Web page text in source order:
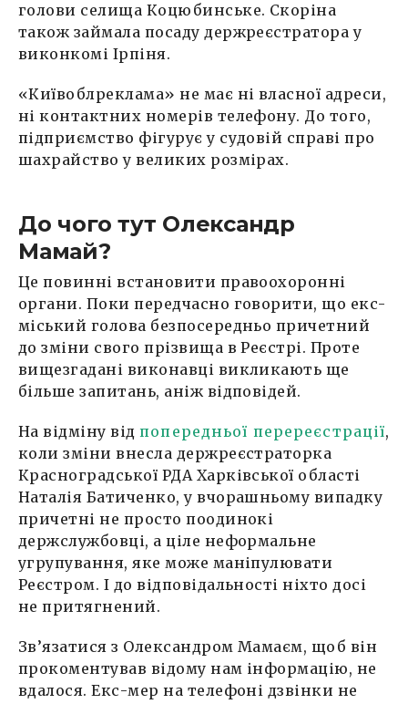
голови селища Коцюбинське. Скоріна
також займала посаду держреєстратора у
виконкомі Ірпіня.
«Київоблреклама» не має ні власної адреси,
ні контактних номерів телефону. До того,
підприємство фігурує у судовій справі про
шахрайство у великих розмірах.
До чого тут Олександр
Мамай?
Це повинні встановити правоохоронні
органи. Поки передчасно говорити, що екс-
міський голова безпосередньо причетний
до зміни свого прізвища в Реєстрі. Проте
вищезгадані виконавці викликають ще
більше запитань, аніж відповідей.
На відміну відпопередньої перереєстрації,
коли зміни внесла держреєстраторка
Красноградської РДА Харківської області
Наталія Батиченко, у вчорашньому випадку
причетні не просто поодинокі
держслужбовці, а ціле неформальне
угрупування, яке може маніпулювати
Реєстром. І до відповідальності ніхто досі
не притягнений.
Зв’язатися з Олександром Мамаєм, щоб він
прокоментував відому нам інформацію, не
вдалося. Екс-мер на телефоні дзвінки не